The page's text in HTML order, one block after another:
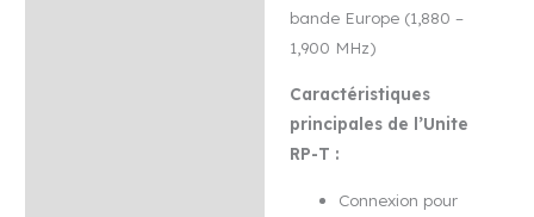
bande Europe (1,880 –
1,900 MHz)
Caractéristiques
principales de l’Unite
RP-T :
Connexion pour